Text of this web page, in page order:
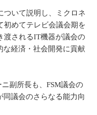
ついて説明し、ミクロネ
初めてテレビ会議会期を
渡されるIT機器が議会の
な経済・社会開発に貢献
副所長も、FSM議会の
議会のさらなる能力向